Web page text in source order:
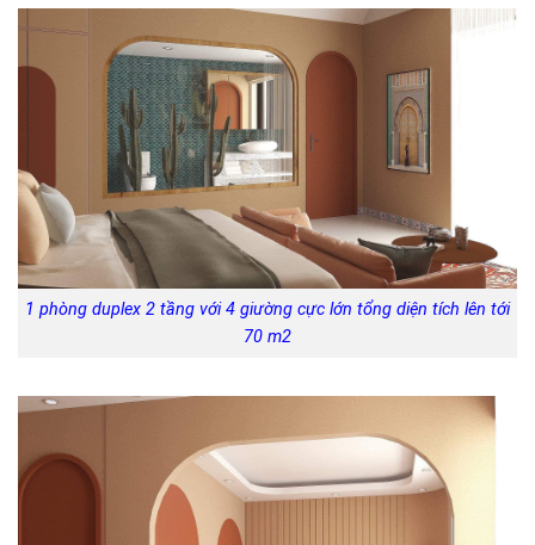
1 phòng duplex 2 tầng với 4 giường cực lớn tổng diện tích lên tới
70 m2